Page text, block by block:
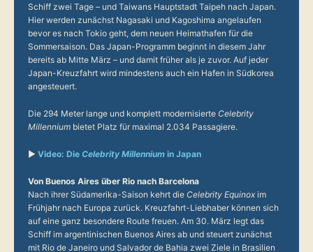
Schiff zwei Tage – und Taiwans Hauptstadt Taipeh nach Japan.
Hier werden zunächst Nagasaki und Kagoshima angelaufen
bevor es nach Tokio geht, dem neuen Heimathafen für die
Sommersaison. Das Japan-Programm beginnt in diesem Jahr
bereits ab Mitte März – und damit früher als je zuvor. Auf jeder
Japan-Kreuzfahrt wird mindestens auch ein Hafen in Südkorea
angesteuert.
Die 294 Meter lange und komplett modernisierte Celebrity
Millennium bietet Platz für maximal 2.034 Passagiere.
▶ Video: Die Celebrity Millennium in Japan
Von Buenos Aires über Rio nach Barcelona
Nach ihrer Südamerika-Saison kehrt die Celebrity Equinoxim
Frühjahr nach Europa zurück. Kreuzfahrt-Liebhaber können sich
auf eine ganz besondere Route freuen. Am 30. März legt das
Schiff im argentinischen Buenos Aires ab und steuert zunächst
mit Rio de Janeiro und Salvador de Bahia zwei Ziele in Brasilien